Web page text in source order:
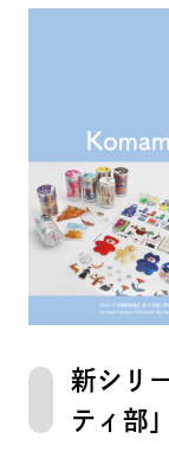
新シリ
ティ部